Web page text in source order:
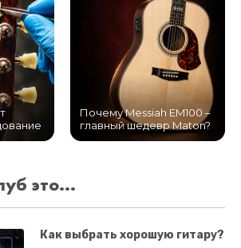
Почему Messiah EM100 –
главный шедевр Maton?
это...
Как выбрать хорошую гитару?